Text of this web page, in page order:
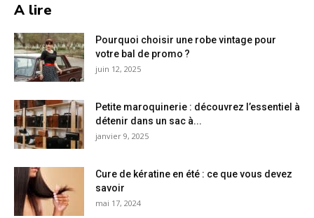
A lire
Pourquoi choisir une robe vintage pour
votre bal de promo ?
juin 12, 2025
Petite maroquinerie : découvrez l’essentiel à
détenir dans un sac à...
janvier 9, 2025
Cure de kératine en été : ce que vous devez
savoir
mai 17, 2024